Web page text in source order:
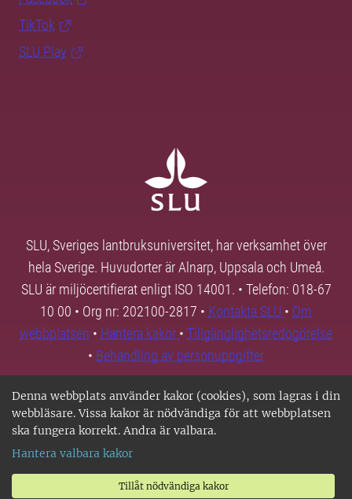
Denna webbplats använder kakor (cookies), som lagras i din
webbläsare. Vissa kakor är nödvändiga för att webbplatsen
ska fungera korrekt. Andra är valbara.
Hantera valbara kakor
Tillåt nödvändiga kakor
TikTok
SLU Play
SLU, Sveriges lantbruksuniversitet, har verksamhet över
hela Sverige. Huvudorter är Alnarp, Uppsala och Umeå.
SLU är miljöcertifierat enligt ISO 14001. • Telefon: 018-67
10 00 • Org nr: 202100-2817 • Kontakta SLU • Om
webbplatsen • Hantera kakor • Tillgänglighetsredogörelse
• Behandling av personuppgifter